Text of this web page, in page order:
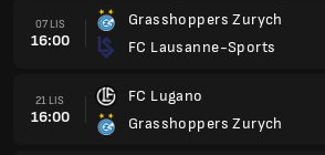
07 LIS
16:00
Grasshoppers Zurych
FC Lausanne-Sports
21 LIS
16:00
FC Lugano
Grasshoppers Zurych